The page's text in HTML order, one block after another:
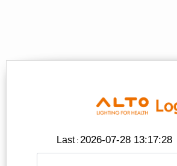
Last: 2026-07-28 13:17:28